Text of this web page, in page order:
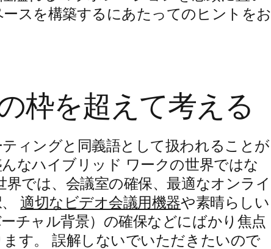
スを構築するにあたってのヒントをお
枠を超えて考える
ィングと同義語として扱われることが
なハイブリッド ワークの世界ではな
では、会議室の確保、最適なオンライ
、適切なビデオ会議用機器や素晴らしい
チャル背景）の確保などにばかり焦点
す。 誤解しないでいただきたいので